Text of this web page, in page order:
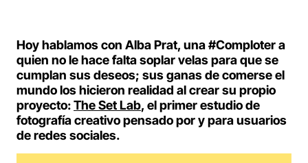
Hoy hablamos con Alba Prat, una #Comploter a
quien no le hace falta soplar velas para que se
cumplan sus deseos; sus ganas de comerse el
mundo los hicieron realidad al crear su propio
proyecto:The Set Lab, el primer estudio de
fotografía creativo pensado por y para usuarios
de redes sociales.